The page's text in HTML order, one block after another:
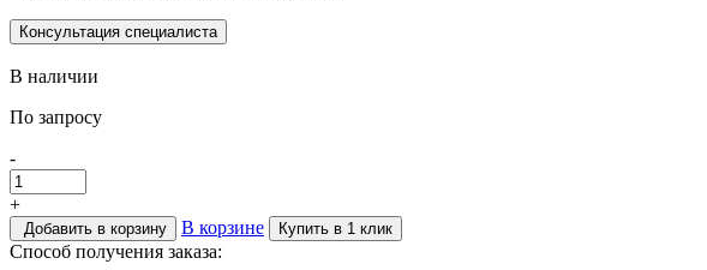
Консультация специалиста
В наличии
По запросу
-
+
Добавить в корзину В корзине Купить в 1 клик
Способ получения заказа: